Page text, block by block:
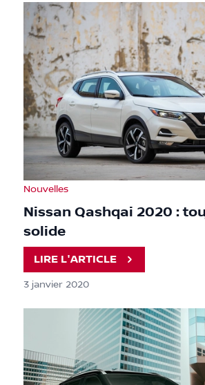
Nouvelles
Nissan Qashqai 2020 :
solide
LIRE L'ARTICLE
3 janvier 2020